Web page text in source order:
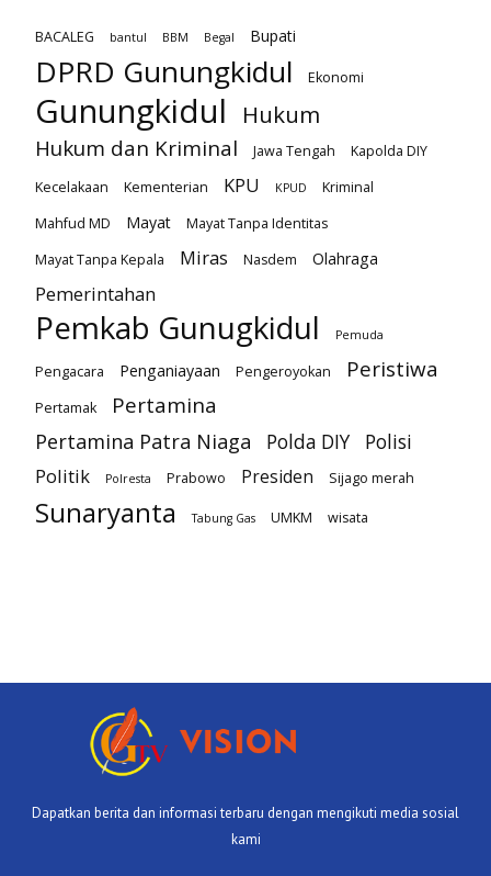
BACALEG bantul BBM Begal Bupati
DPRD Gunungkidul Ekonomi
Gunungkidul Hukum
Hukum dan Kriminal Jawa Tengah
Kapolda DIY
Kecelakaan
Kementerian KPU KPUD
Kriminal
Mahfud MD
Mayat
Mayat Tanpa Identitas
Mayat Tanpa Kepala
Miras Nasdem Olahraga
Pemerintahan
Pemkab Gunugkidul Pemuda
Pengacara Penganiayaan Pengeroyokan Peristiwa
Pertamak Pertamina
Pertamina Patra Niaga Polda DIY
Polisi
Politik
Polresta Prabowo Presiden Sijago merah
Sunaryanta Tabung Gas UMKM wisata
Dapatkan berita dan informasi terbaru dengan mengikuti media sosial
kami